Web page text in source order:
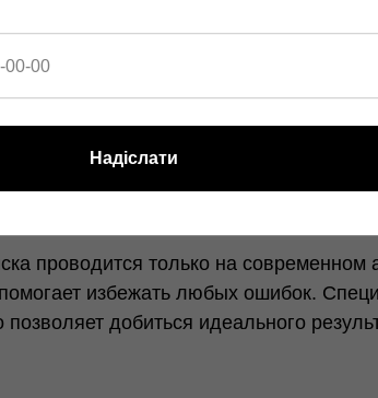
Надіслати
проводится только на современном
избежать любых ошибок.
добиться идеального